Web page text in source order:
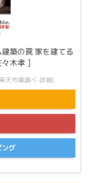
築の罠 家を建てる
木孝 ]
天市場調べ-詳細)
グ